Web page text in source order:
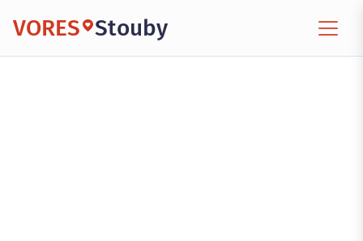
VORES Stouby